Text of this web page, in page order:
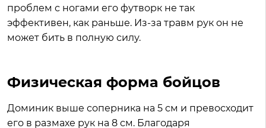
проблем с ногами его футворк не так
эффективен, как раньше. Из-за травм рук он не
может бить в полную силу.
Физическая форма бойцов
Доминик выше соперника на 5 см и превосходит
его в размахе рук на 8 см. Благодаря